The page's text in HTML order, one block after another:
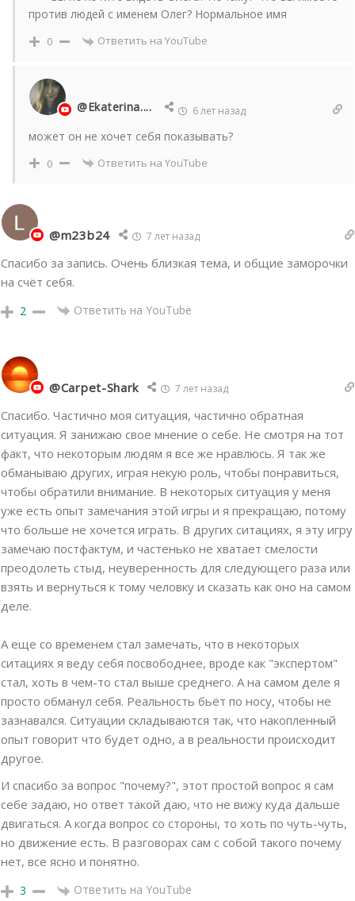
против людей с именем Олег? Нормальное имя
0 Ответить на YouTube
@Ekaterina.... 6 лет назад
может он не хочет себя показывать?
0 Ответить на YouTube
@m23b24 7 лет назад
Спасибо за запись. Очень близкая тема, и общие заморочки
на счёт себя.
2 Ответить на YouTube
@Carpet-Shark 7 лет назад
Спасибо. Частично моя ситуация, частично обратная
ситуация. Я занижаю свое мнение о себе. Не смотря на тот
факт, что некоторым людям я все же нравлюсь. Я так же
обманываю других, играя некую роль, чтобы понравиться,
чтобы обратили внимание. В некоторых ситуация у меня
уже есть опыт замечания этой игры и я прекращаю, потому
что больше не хочется играть. В других ситациях, я эту игру
замечаю постфактум, и частенько не хватает смелости
преодолеть стыд, неуверенность для следующего раза или
взять и вернуться к тому человку и сказать как оно на самом
деле.
А еще со временем стал замечать, что в некоторых
ситациях я веду себя посвободнее, вроде как "экспертом"
стал, хоть в чем-то стал выше среднего. А на самом деле я
просто обманул себя. Реальность бьёт по носу, чтобы не
зазнавался. Cитуации складываются так, что накопленный
опыт говорит что будет одно, а в реальности происходит
другое.
И спасибо за вопрос "почему?", этот простой вопрос я сам
себе задаю, но ответ такой даю, что не вижу куда дальше
двигаться. А когда вопрос со стороны, то хоть по чуть-чуть,
но движение есть. В разговорах сам с собой такого почему
нет, все ясно и понятно.
3 Ответить на YouTube